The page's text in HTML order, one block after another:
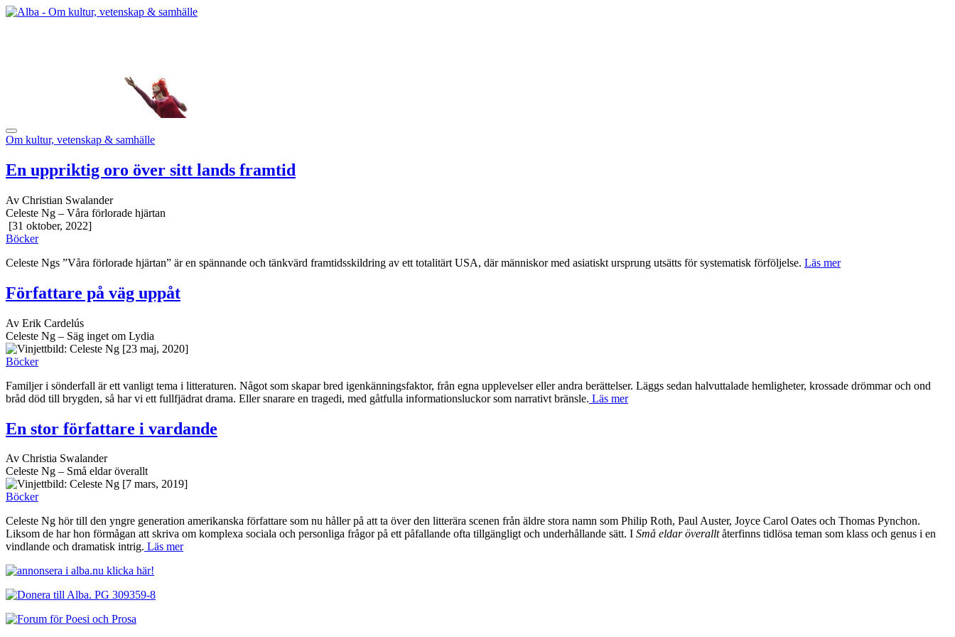
Om kultur, vetenskap & samhälle
En uppriktig oro över sitt lands framtid
Av Christian Swalander
Celeste Ng – Våra förlorade hjärtan
[31 oktober, 2022]
Böcker
Celeste Ngs ”Våra förlorade hjärtan” är en spännande och tänkvärd framtidsskildring av ett totalitärt USA, där människor med asiatiskt ursprung utsätts för systematisk förföljelse. Läs mer
Författare på väg uppåt
Av Erik Cardelús
Celeste Ng – Säg inget om Lydia
[23 maj, 2020]
Böcker
Familjer i sönderfall är ett vanligt tema i litteraturen. Något som skapar bred igenkänningsfaktor, från egna upplevelser eller andra berättelser. Läggs sedan halvuttalade hemligheter, krossade drömmar och ond
bråd död till brygden, så har vi ett fullfjädrat drama. Eller snarare en tragedi, med gåtfulla informationsluckor som narrativt bränsle. Läs mer
En stor författare i vardande
Av Christia Swalander
Celeste Ng – Små eldar överallt
[7 mars, 2019]
Böcker
Celeste Ng hör till den yngre generation amerikanska författare som nu håller på att ta över den litterära scenen från äldre stora namn som Philip Roth, Paul Auster, Joyce Carol Oates och Thomas Pynchon.
Liksom de har hon förmågan att skriva om komplexa sociala och personliga frågor på ett påfallande ofta tillgängligt och underhållande sätt. I Små eldar överalltåterfinns tidlösa teman som klass och genus i en
vindlande och dramatisk intrig. Läs mer